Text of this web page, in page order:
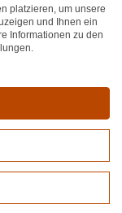
je Winzer.
je Winzer.
GmbH
platzieren, um unsere
und Ihnen ein
Informationen zu den